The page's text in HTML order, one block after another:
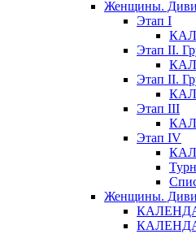
Женщины.
Этап I
Этап II.
Этап II.
Этап III
Этап IV
Женщины.